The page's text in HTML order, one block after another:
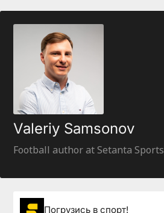
Valeriy Samsonov
Football author at Setanta Sports
Погрузиcь в спорт!